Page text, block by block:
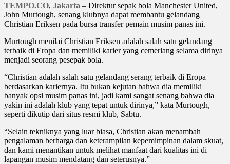
TEMPO.CO, Jakarta – Direktur sepak bola Manchester United,
John Murtough, senang klubnya dapat membantu gelandang
Christian Eriksen pada bursa transfer pemain musim panas ini.
Murtough menilai Christian Eriksen adalah salah satu gelandang
terbaik di Eropa dan memiliki karier yang cemerlang selama dirinya
menjadi seorang pesepak bola.
“Christian adalah salah satu gelandang serang terbaik di Eropa
berdasarkan kariernya. Itu bukan kejutan bahwa dia memiliki
banyak opsi musim panas ini, jadi kami sangat senang bahwa dia
yakin ini adalah klub yang tepat untuk dirinya,” kata Murtough,
seperti dikutip dari situs resmi klub, Sabtu.
“Selain tekniknya yang luar biasa, Christian akan menambah
pengalaman berharga dan keterampilan kepemimpinan dalam skuat,
dan kami menantikan untuk melihat manfaat dari kualitas ini di
lapangan musim mendatang dan seterusnya.”